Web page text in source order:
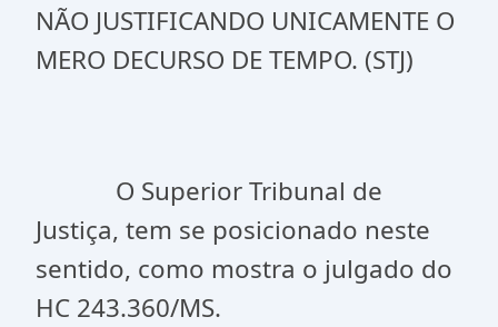
NÃO JUSTIFICANDO UNICAMENTE O
MERO DECURSO DE TEMPO. (STJ)
O Superior Tribunal de
Justiça, tem se posicionado neste
sentido, como mostra o julgado do
HC 243.360/MS.